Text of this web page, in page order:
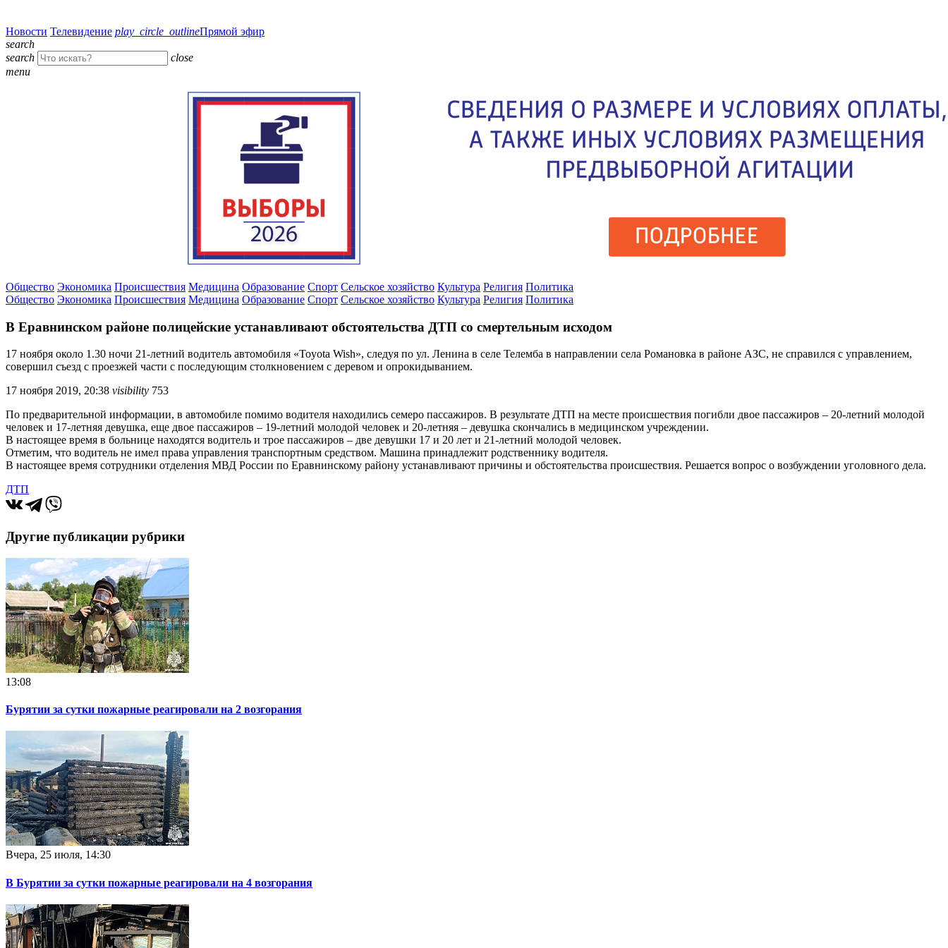
Новости Телевидение play_circle_outlineПрямой эфир
search
search
close
menu
Общество Экономика Происшествия Медицина Образование Спорт Сельское хозяйство Культура Религия Политика
Общество Экономика Происшествия Медицина Образование Спорт Сельское хозяйство Культура Религия Политика
В Еравнинском районе полицейские устанавливают обстоятельства ДТП со смертельным исходом
17 ноября около 1.30 ночи 21-летний водитель автомобиля «Toyota Wish», следуя по ул. Ленина в селе Телемба в направлении села Романовка в районе АЗС, не справился с управлением,
совершил съезд с проезжей части с последующим столкновением с деревом и опрокидыванием.
17 ноября 2019, 20:38 visibility 753
По предварительной информации, в автомобиле помимо водителя находились семеро пассажиров. В результате ДТП на месте происшествия погибли двое пассажиров – 20-летний молодой
человек и 17-летняя девушка, еще двое пассажиров – 19-летний молодой человек и 20-летняя – девушка скончались в медицинском учреждении.
В настоящее время в больнице находятся водитель и трое пассажиров – две девушки 17 и 20 лет и 21-летний молодой человек.
Отметим, что водитель не имел права управления транспортным средством. Машина принадлежит родственнику водителя.
В настоящее время сотрудники отделения МВД России по Еравнинскому району устанавливают причины и обстоятельства происшествия. Решается вопрос о возбуждении уголовного дела.
ДТП
Другие публикации рубрики
13:08
Бурятии за сутки пожарные реагировали на 2 возгорания
Вчера, 25 июля, 14:30
В Бурятии за сутки пожарные реагировали на 4 возгорания